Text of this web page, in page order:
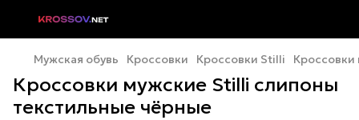
Мужская обувь Кроссовки Кроссовки Stilli
Кроссовки мужские Stilli слипоны
текстильные чёрные